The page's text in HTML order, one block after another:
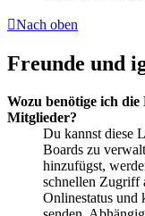
Nach oben
Freunde und
Wozu benötige ich
Mitglieder?
Du kannst diese
Boards zu
hinzufügst,
schnellen Zugriff
Onlinestatus und